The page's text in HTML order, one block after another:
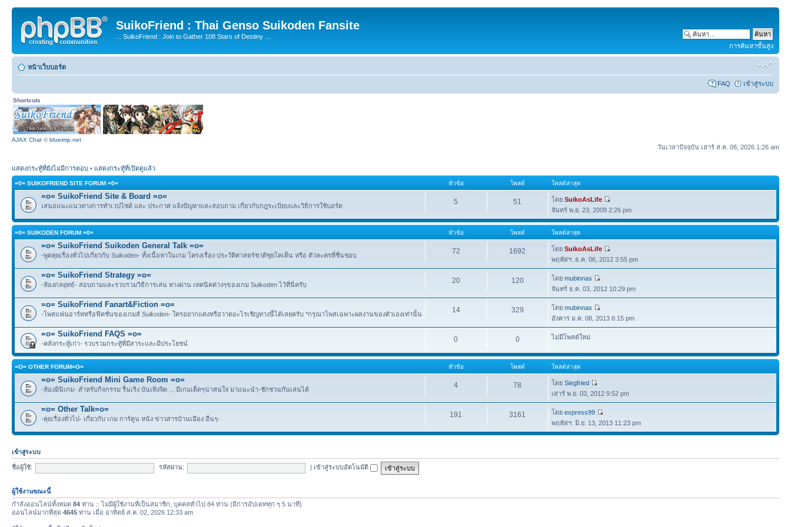
SuikoFriend : Thai Genso Suikoden Fansite
... SuikoFriend : Join to Gather 108 Stars of Destiny ...
การค้นหาขั้นสูง
หน้าเว็บบอร์ด
FAQ เข้าสู่ระบบ
Shortcuts
AJAX Chat ©blueimp.net
วันเวลาปัจจุบัน เสาร์ ส.ค. 08, 2026 1:26 am
แสดงกระทู้ที่ยังไม่มีการตอบ • แสดงกระทู้ที่เปิดดูแล้ว
=0= SUIKOFRIEND SITE FORUM =0= หัวข้อ โพสต์ โพสต์ล่าสุด
=o= SuikoFriend Site & Board =o=
เสนอแนะแนวทางการทำเวปไซต์ และ ประกาศ แจ้งปัญหาและสอบถาม เกี่ยวกับกฎระเบียบและวิธิการใช้บอร์ด 5 51 โดยSuikoAsLife
จันทร์ พ.ย. 23, 2009 2:26 pm
=0= SUIKODEN FORUM =0= หัวข้อ โพสต์ โพสต์ล่าสุด
=o= SuikoFriend Suikoden General Talk =o=
-พูดคุยเรื่องทั่วไปเกี่ยวกับ Suikoden- ทั้งเนื้อหาในเกม โครงเรื่อง ประวัติศาสตร์ชาติซุยโคเด็น หรือ ตัวละครที่ชื่นชอบ 72 1692 โดยSuikoAsLife
พฤหัสฯ. ธ.ค. 06, 2012 3:55 pm
=o= SuikoFriend Strategy =o=
-ห้องกลยุทธ์- สอบถามและรวบรวมวิธีการเล่น ทางผ่าน เทคนิคต่างๆของเกม Suikoden ไว้ที่นี่ครับ 20 120 โดยmubinnas
จันทร์ ธ.ค. 03, 2012 10:29 pm
=o= SuikoFriend Fanart&Fiction =o=
-โพสแฟนอาร์ทหรือฟิคชั่นของเกมส์ Suikoden- ใครอยากแต่งหรือวาดอะไรเชิญทางนี้ได้เลยครับ *กรุณาโพสเฉพาะผลงานของตัวเองเท่านั้น 14 329 โดยmubinnas
อังคาร ม.ค. 08, 2013 6:15 pm
=o= SuikoFriend FAQS =o=
-คลังกระทู้เก่า- รวบรวมกระทู้ที่มีสาระและมีประโยชน์ 0 0 ไม่มีโพสต์ใหม่
=O= OTHER FORUM=O= หัวข้อ โพสต์ โพสต์ล่าสุด
=o= SuikoFriend Mini Game Room =o=
-ห้องมินิเกม- สำหรับกิจกรรม รื่นเริง บันเทิงจิต ... มีเกมเด็ดๆน่าสนใจ มาแนะนำ-ชักชวนกันเล่นได้ 4 78 โดยSiegfried
เสาร์ พ.ย. 03, 2012 9:52 pm
=o= Other Talk=o=
-คุยเรื่องทั่วไป- เกี่ยวกับ เกม การ์ตูน หนัง ข่าวสารบ้านเมือง อื่นๆ- 191 3161 โดยexpress99
พฤหัสฯ. มิ.ย. 13, 2013 11:23 pm
เข้าสู่ระบบ
ชื่อผู้ใช้: รหัสผ่าน: เข้าสู่ระบบอัตโนมัติ
ผู้ใช้งานขณะนี้
กำลังออนไลน์ทั้งหมด 84 ท่าน :: ไม่มีผู้ใช้งานที่เป็นสมาชิก, บุคคลทั่วไป 84 ท่าน (มีการอัปเดททุก ๆ 5 นาที)
ออนไลน์มากที่สุด 4645 ท่าน เมื่อ อาทิตย์ ส.ค. 02, 2026 12:33 am